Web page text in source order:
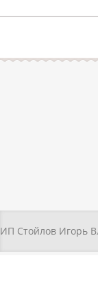
ИП Стойлов Игорь